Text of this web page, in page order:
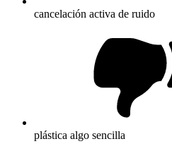
cancelación activa de ruido
plástica algo sencilla